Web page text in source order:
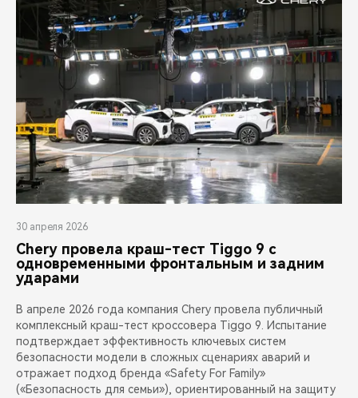
30 апреля 2026
Chery провела краш-тест Tiggo 9 с
одновременными фронтальным и задним
ударами
В апреле 2026 года компания Chery провела публичный
комплексный краш-тест кроссовера Tiggo 9. Испытание
подтверждает эффективность ключевых систем
безопасности модели в сложных сценариях аварий и
отражает подход бренда «Safety For Family»
(«Безопасность для семьи»), ориентированный на защиту